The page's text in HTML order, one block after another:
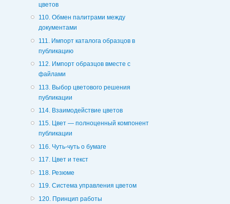
цветов
110. Обмен палитрами между
документами
111. Импорт каталога образцов в
публикацию
112. Импорт образцов вместе с
файлами
113. Выбор цветового решения
публикации
114. Взаимодействие цветов
115. Цвет — полноценный компонент
публикации
116. Чуть-чуть о бумаге
117. Цвет и текст
118. Резюме
119. Система управления цветом
120. Принцип работы